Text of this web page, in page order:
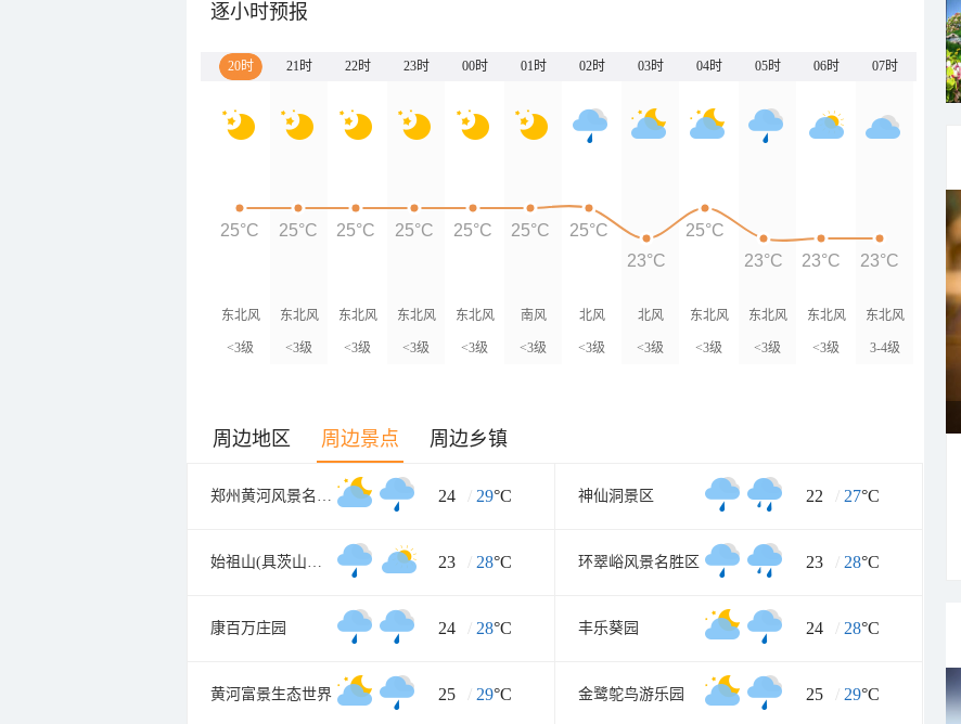
逐小时预报
20时 21时 22时 23时 00时 01时 02时 03时 04时 05时 06时 07时
东北风
<3级
东北风
<3级
东北风
<3级
东北风
<3级
东北风
<3级
南风
<3级
北风
<3级
北风
<3级
东北风
<3级
东北风
<3级
东北风
<3级
东北风
3-4级
25°C 25°C 25°C 25°C 25°C 25°C
25°C
23°C
25°C
23°C
23°C 23°C
周边地区 周边景点 周边乡镇
郑州黄河风景名胜区 24 / 29°C 神仙洞景区 22 / 27°C
始祖山(具茨山景区 23 / 28°C 环翠峪风景名胜区 23 / 28°C
康百万庄园 24 / 28°C 丰乐葵园 24 / 28°C
黄河富景生态世界 25 / 29°C 金鹭鸵鸟游乐园 25 / 29°C